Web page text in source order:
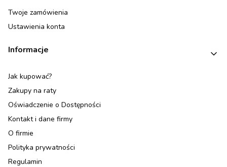
Twoje zamówienia
Ustawienia konta
Informacje
Jak kupować?
Zakupy na raty
Oświadczenie o Dostępności
Kontakt i dane firmy
O firmie
Polityka prywatności
Regulamin